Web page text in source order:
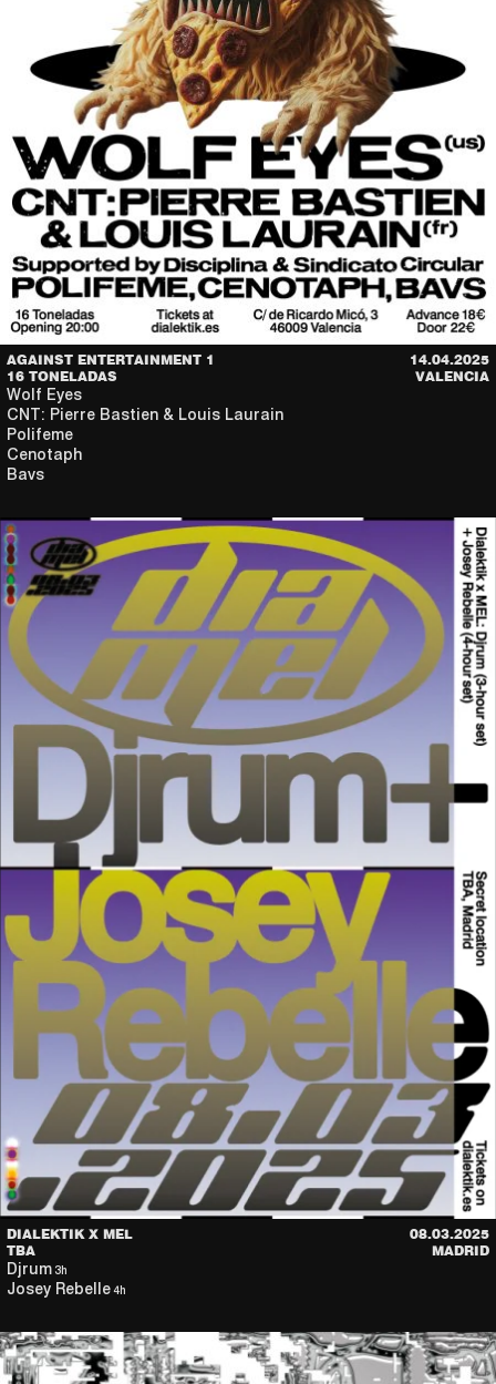
AGAINST ENTERTAINMENT 1
14.04.2025
16 TONELADAS
VALENCIA
Wolf Eyes
CNT: Pierre Bastien & Louis Laurain
Polifeme
Cenotaph
Bavs
DIALEKTIK X MEL
08.03.2025
TBA
MADRID
Djrum 3h
Josey Rebelle4h